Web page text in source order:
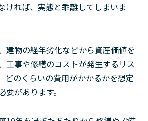
ければ、実態と乖離してしまいま
建物の経年劣化などから資産価値を
工事や修繕のコストが発生するリス
どのくらいの費用がかかるかを想定
要があります。